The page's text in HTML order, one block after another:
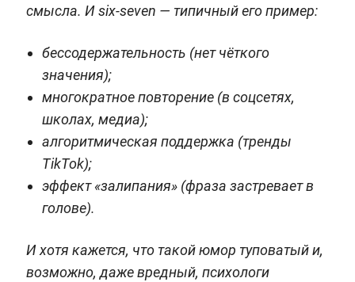
смысла. И six-seven — типичный его пример:
бессодержательность (нет чёткого
значения);
многократное повторение (в соцсетях,
школах, медиа);
алгоритмическая поддержка (тренды
TikTok);
эффект «залипания» (фраза застревает в
голове).
И хотя кажется, что такой юмор туповатый и,
возможно, даже вредный, психологи